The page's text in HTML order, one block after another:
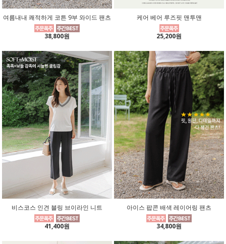
여름내내 쾌적하게 코튼 9부 와이드 팬츠
38,800원
케어 베어 루즈핏 맨투맨
25,200원
비스코스 인견 블링 브이라인 니트
41,400원
아이스 팝콘 배색 레이어링 팬츠
34,800원